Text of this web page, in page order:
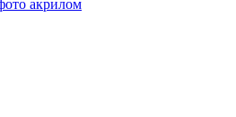
акрилом